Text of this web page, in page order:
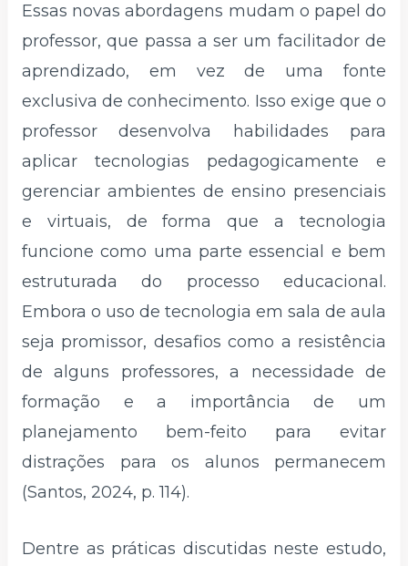
Essas novas abordagens mudam o papel do
professor, que passa a ser um facilitador de
aprendizado, em vez de uma fonte
exclusiva de conhecimento. Isso exige que o
professor desenvolva habilidades para
aplicar tecnologias pedagogicamente e
gerenciar ambientes de ensino presenciais
e virtuais, de forma que a tecnologia
funcione como uma parte essencial e bem
estruturada do processo educacional.
Embora o uso de tecnologia em sala de aula
seja promissor, desafios como a resistência
de alguns professores, a necessidade de
formação e a importância de um
planejamento bem-feito para evitar
distrações para os alunos permanecem
(Santos, 2024, p. 114).
Dentre as práticas discutidas neste estudo,